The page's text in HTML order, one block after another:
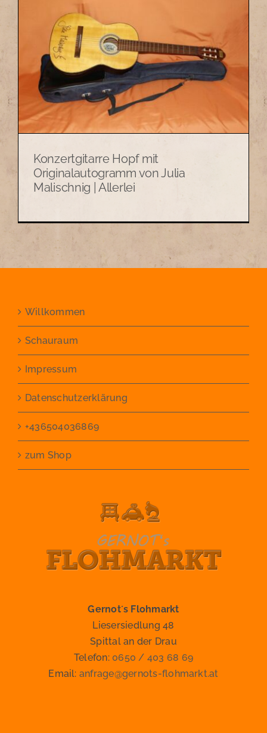
Impressum
Datenschutzerklärung
+436504036869
zum Shop
Konzertgitarre Hopf mit
Originalautogramm von Julia
Malischnig | Allerlei
Willkommen
Schauraum
Impressum
Datenschutzerklärung
+436504036869
zum Shop
Gernot´s Flohmarkt
Liesersiedlung 48
Spittal an der Drau
Telefon: 0650 / 403 68 69
Email: anfrage@gernots-flohmarkt.at